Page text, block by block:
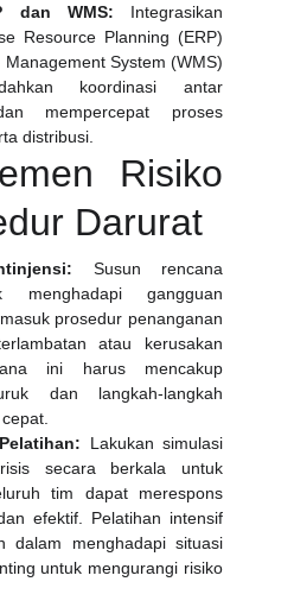
dan WMS: Integrasikan
Resource Planning (ERP)
System (WMS)
koordinasi antar
mempercepat proses
distribusi.
Risiko
Darurat
Susun rencana
menghadapi gangguan
prosedur penanganan
atau kerusakan
ini harus mencakup
dan langkah-langkah
Lakukan simulasi
secara berkala untuk
tim dapat merespons
efektif. Pelatihan intensif
dalam menghadapi situasi
untuk mengurangi risiko